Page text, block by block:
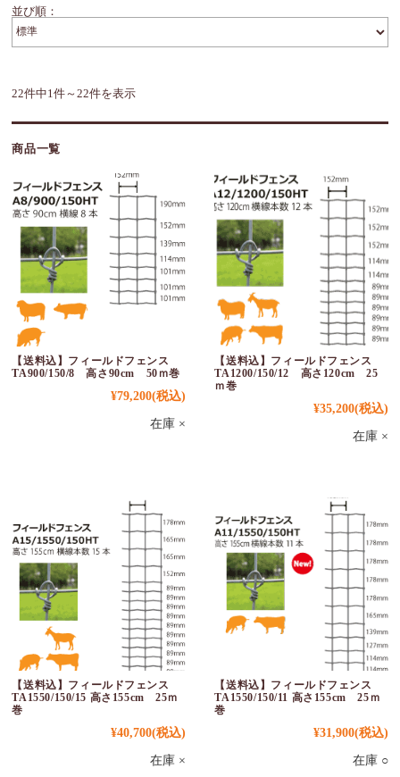
並び順：
22件中1件～22件を表示
商品一覧
【送料込】フィールドフェンス
TA900/150/8 高さ90cm 50ｍ巻
¥79,200(税込)
在庫 ×
【送料込】フィールドフェンス
TA1200/150/12 高さ120cm 25
ｍ巻
¥35,200(税込)
在庫 ×
【送料込】フィールドフェンス
TA1550/150/15 高さ155cm 25ｍ
巻
¥40,700(税込)
在庫 ×
【送料込】フィールドフェンス
TA1550/150/11 高さ155cm 25ｍ
巻
¥31,900(税込)
在庫 ○